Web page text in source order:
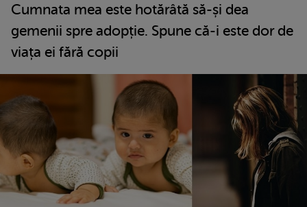
Cumnata mea este hotărâtă să-și dea
gemenii spre adopție. Spune că-i este dor de
viața ei fără copii